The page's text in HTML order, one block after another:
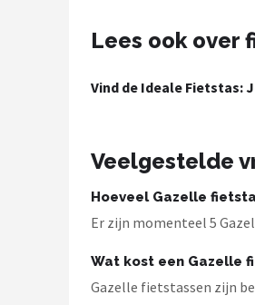
BBB Cycling
Schwalbe
Alle merken →
Lees ook over
Vind de Ideale Fietstas:
Veelgestelde
Hoeveel Gazelle
Er zijn momenteel 5
Wat kost een Gazelle
Gazelle fietstassen zijn